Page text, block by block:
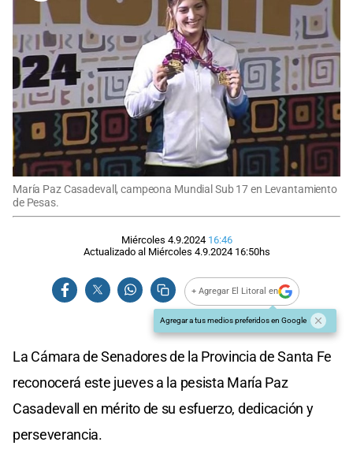
María Paz Casadevall, campeona Mundial Sub 17 en Levantamiento
de Pesas.
Miércoles 4.9.2024 16:46
Actualizado al Miércoles 4.9.2024 16:50hs
+ Agregar El Litoral en
Agregar a tus medios preferidos en Google
La Cámara de Senadores de la Provincia de Santa Fe
reconocerá este jueves a la pesista María Paz
Casadevall en mérito de su esfuerzo, dedicación y
perseverancia.